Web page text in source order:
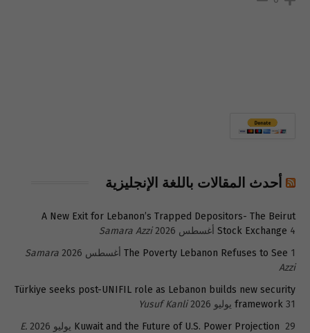
أحدث المقالات باللغة الإنجليزية
A New Exit for Lebanon’s Trapped Depositors- The Beirut
Stock Exchange 4 أغسطس 2026
Samara Azzi
The Poverty Lebanon Refuses to See 1 أغسطس 2026
Samara
Azzi
Türkiye seeks post-UNIFIL role as Lebanon builds new security
framework 31 يوليو 2026
Yusuf Kanli
Kuwait and the Future of U.S. Power Projection 29 يوليو 2026
E.